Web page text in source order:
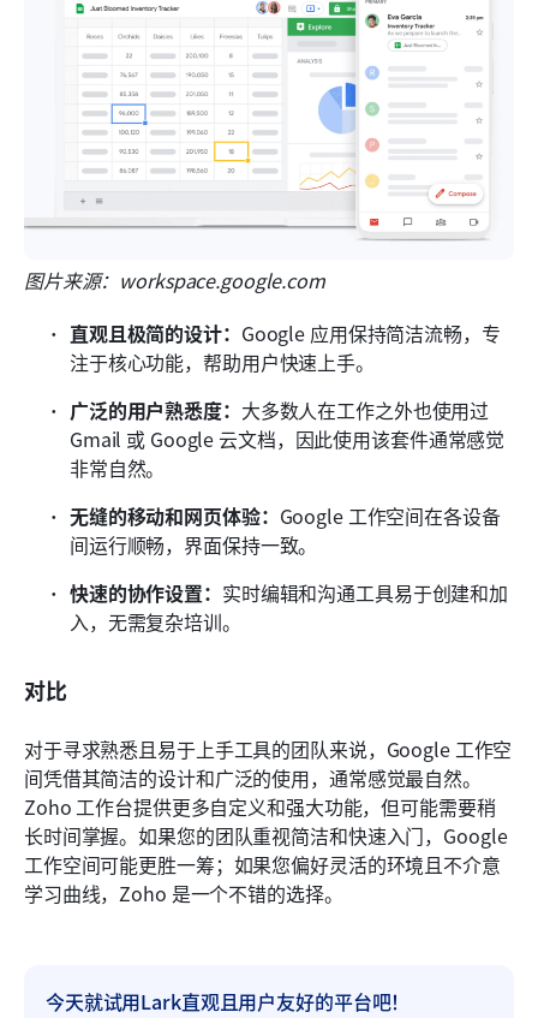
图片来源：workspace.google.com
直观且极简的设计： Google 应用保持简洁流畅，专
注于核心功能，帮助用户快速上手。
广泛的用户熟悉度： 大多数人在工作之外也使用过
Gmail 或 Google 云文档，因此使用该套件通常感觉
非常自然。
无缝的移动和网页体验： Google 工作空间在各设备
间运行顺畅，界面保持一致。
快速的协作设置： 实时编辑和沟通工具易于创建和加
入，无需复杂培训。
对比
对于寻求熟悉且易于上手工具的团队来说，Google 工作空
间凭借其简洁的设计和广泛的使用，通常感觉最自然。
Zoho 工作台提供更多自定义和强大功能，但可能需要稍
长时间掌握。如果您的团队重视简洁和快速入门，Google
工作空间可能更胜一筹；如果您偏好灵活的环境且不介意
学习曲线，Zoho 是一个不错的选择。
今天就试用Lark直观且用户友好的平台吧！